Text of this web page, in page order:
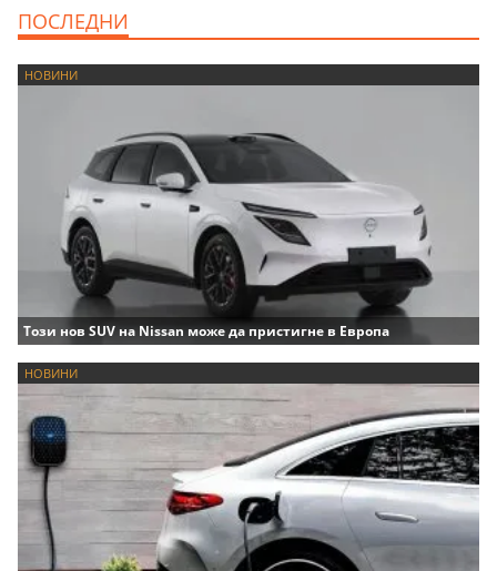
ПОСЛЕДНИ
НОВИНИ
Този нов SUV на Nissan може да пристигне в Европа
НОВИНИ